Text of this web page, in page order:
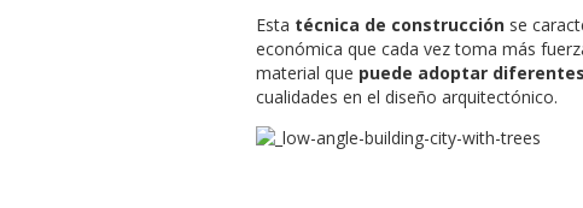
Esta técnica de construcción se
económica que cada vez toma más
material que puede adoptar
cualidades en el diseño arquitectónico.